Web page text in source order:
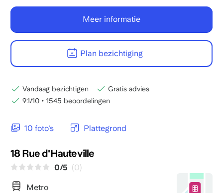
10 foto's Plattegrond
18 Rue d'Hauteville
0/5 (0)
Metro
Meer informatie
Plan bezichtiging
Vandaag bezichtigen
Gratis advies
9.1/10 • 1545 beoordelingen